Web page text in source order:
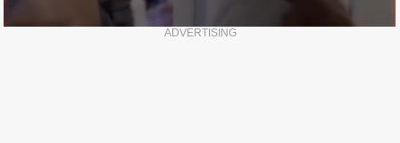
ADVERTISING